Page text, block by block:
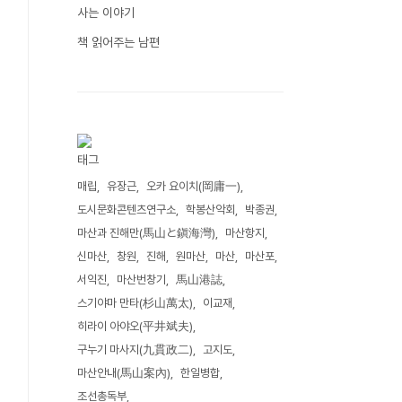
사는 이야기
책 읽어주는 남편
태그
매립 유장근
오카 요이치(岡庸一)
도시문화콘텐츠연구소
학봉산악회
박종권
마산과 진해만(馬山と鎭海灣)
마산항지
신마산
창원 진해 원마산 마산
마산포
서익진
마산번창기
馬山港誌
스기야마 만타(杉山萬太)
이교재
히라이 아야오(平井斌夫)
구누기 마사지(九貫政二)
고지도
마산안내(馬山案內)
한일병합
조선총독부